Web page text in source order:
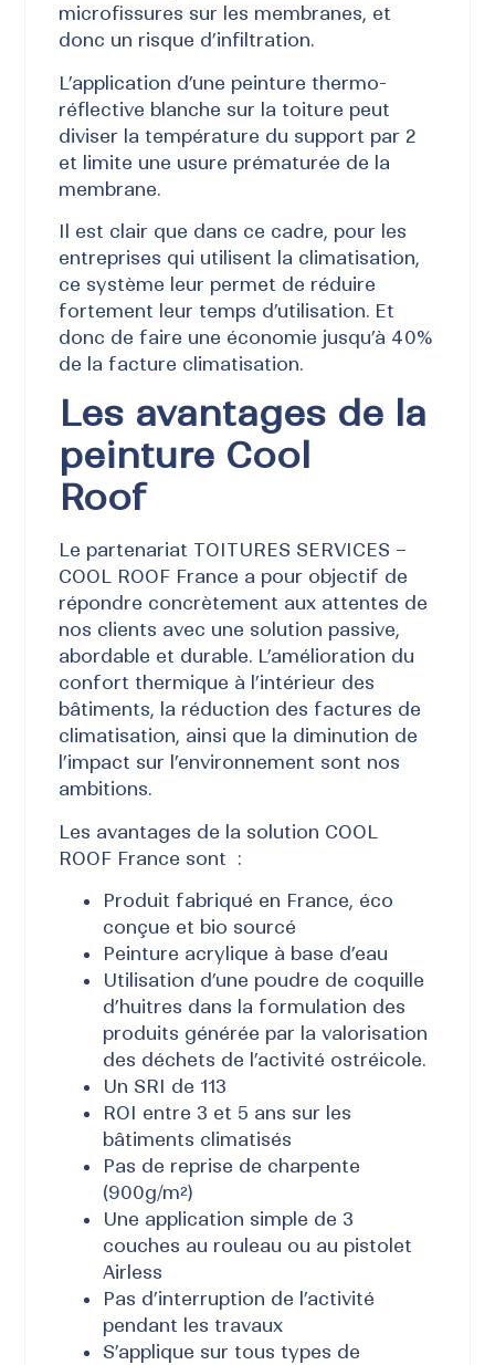
microfissures sur les membranes, et
donc un risque d’infiltration.
L’application d’une peinture thermo-
réflective blanche sur la toiture peut
diviser la température du support par 2
et limite une usure prématurée de la
membrane.
Il est clair que dans ce cadre, pour les
entreprises qui utilisent la climatisation,
ce système leur permet de réduire
fortement leur temps d’utilisation. Et
donc de faire une économie jusqu’à 40%
de la facture climatisation.
Les avantages de la
peinture Cool
Roof
Le partenariat TOITURES SERVICES –
COOL ROOF France a pour objectif de
répondre concrètement aux attentes de
nos clients avec une solution passive,
abordable et durable. L’amélioration du
confort thermique à l’intérieur des
bâtiments, la réduction des factures de
climatisation, ainsi que la diminution de
l’impact sur l’environnement sont nos
ambitions.
Les avantages de la solution COOL
ROOF France sont :
Produit fabriqué en France, éco
conçue et bio sourcé
Peinture acrylique à base d’eau
Utilisation d’une poudre de coquille
d’huitres dans la formulation des
produits générée par la valorisation
des déchets de l’activité ostréicole.
Un SRI de 113
ROI entre 3 et 5 ans sur les
bâtiments climatisés
Pas de reprise de charpente
(900g/m²)
Une application simple de 3
couches au rouleau ou au pistolet
Airless
Pas d’interruption de l’activité
pendant les travaux
S’applique sur tous types de